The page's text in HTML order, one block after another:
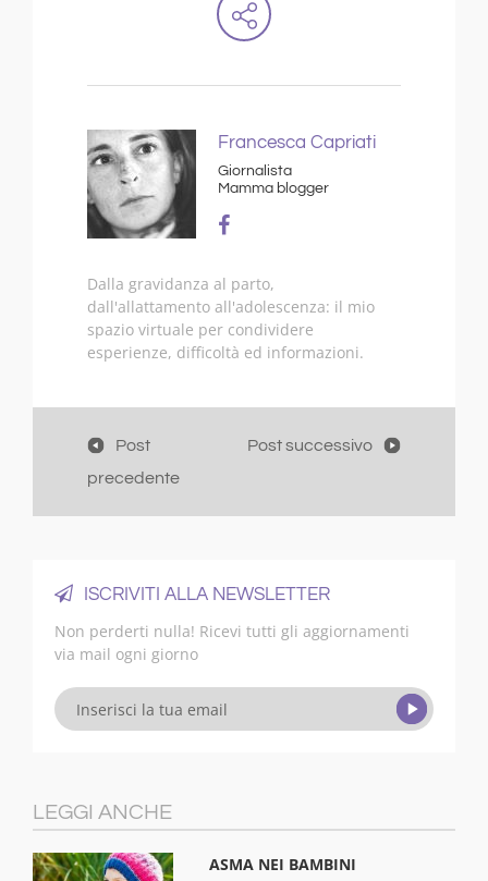
Francesca Capriati
Giornalista
Mamma blogger
Dalla gravidanza al parto,
dall'allattamento all'adolescenza: il mio
spazio virtuale per condividere
esperienze, difficoltà ed informazioni.
Post
precedente
Post successivo
ISCRIVITI ALLA NEWSLETTER
Non perderti nulla! Ricevi tutti gli aggiornamenti
via mail ogni giorno
LEGGI ANCHE
ASMA NEI BAMBINI